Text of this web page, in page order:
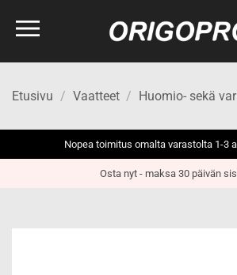
Etusivu / Vaatteet / Huomio- sekä
Nopea toimitus omalta varastolta 1-3
Osta nyt - maksa 30 päivän